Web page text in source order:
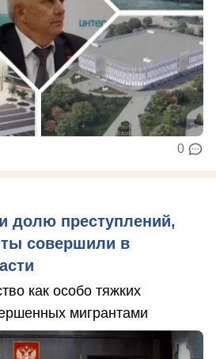
0
долю преступлений,
совершили в
как особо тяжких
мигрантами